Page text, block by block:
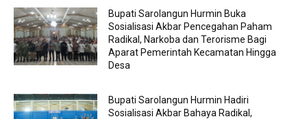
Bupati Sarolangun Hurmin Buka
Sosialisasi Akbar Pencegahan Paham
Radikal, Narkoba dan Terorisme Bagi
Aparat Pemerintah Kecamatan Hingga
Desa
Bupati Sarolangun Hurmin Hadiri
Sosialisasi Akbar Bahaya Radikal,